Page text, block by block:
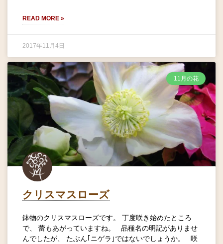
READ MORE »
2017年11月4日
11月の花
クリスマスローズ
鉢物のクリスマスローズです。 丁度咲き始めたところ
で、 蕾もあがっていますね。 品種名の明記がありませ
んでしたが、 たぶん｢ニゲラ｣ではないでしょうか。 咲